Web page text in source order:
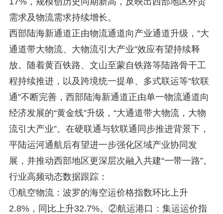
需求及物流需求持续增长。
西部陆海新通道正由物流通道向产业通道升级，“大
通道带大物流、大物流引大产业”效应有望持续释
放。随着黄百铁路、文山至蒙自铁路等陆路骨干工
程持续推进，以及跨境统一提单、多式联运等“软联
通”不断完善，西部陆海新通道正由单一物流通道向
经济发展的“黄金线”升级，“大通道带大物流，大物
流引大产业”。在硬联通与软联通同步推进背景下，
平陆运河通航后有望进一步强化区域产业协同发
展，并推动西部地区更深层次融入共建“一带一路”。
行业高频动态数据跟踪：
①航空物流：波罗的海空运价格指数环比上升
2.8%，同比上升32.7%。②航运港口：集运运价指